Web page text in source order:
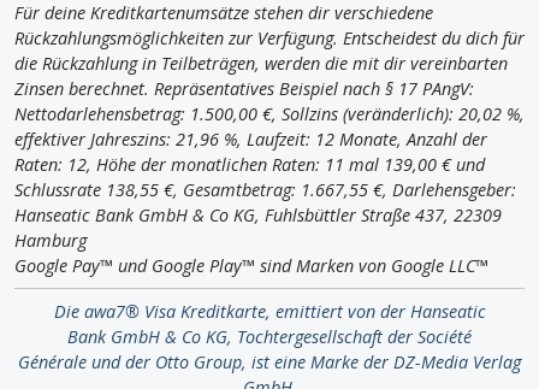
Für deine Kreditkartenumsätze stehen dir verschiedene
Rückzahlungsmöglichkeiten zur Verfügung. Entscheidest du dich für
die Rückzahlung in Teilbeträgen, werden die mit dir vereinbarten
Zinsen berechnet. Repräsentatives Beispiel nach § 17 PAngV:
Nettodarlehensbetrag: 1.500,00 €, Sollzins (veränderlich): 20,02 %,
effektiver Jahreszins: 21,96 %, Laufzeit: 12 Monate, Anzahl der
Raten: 12, Höhe der monatlichen Raten: 11 mal 139,00 € und
Schlussrate 138,55 €, Gesamtbetrag: 1.667,55 €, Darlehensgeber:
Hanseatic Bank GmbH & Co KG, Fuhlsbüttler Straße 437, 22309
Hamburg
Google Pay™ und Google Play™ sind Marken von Google LLC™
Die awa7® Visa Kreditkarte, emittiert von der Hanseatic
Bank GmbH & Co KG, Tochtergesellschaft der Société
Générale und der Otto Group, ist eine Marke der DZ-Media Verlag